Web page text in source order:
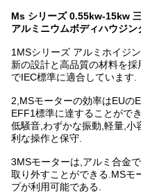
Ms シリーズ 0.55kw-15kw
アルミニウムボディハウジ
1MSシリーズ アルミホイジ
新の設計と高品質の材料を
でIEC標準に適合しています.
2,MSモーターの効率はEUの
EFF1標準に達することがで
低騒音,わずかな振動,軽量,小
利な操作と保守.
3MSモーターは,アルミ合金
取り外すことができる.MSモ
プが利用可能である.